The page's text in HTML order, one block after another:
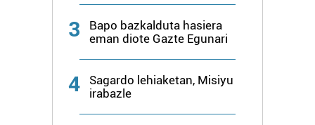
3
Bapo bazkalduta hasiera
eman diote Gazte Egunari
4
Sagardo lehiaketan, Misiyu
irabazle